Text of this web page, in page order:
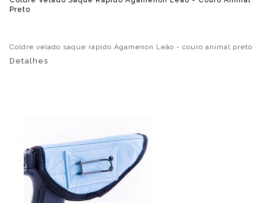
Preto
Coldre velado saque rápido Agamenon Leão - couro animal preto
Detalhes